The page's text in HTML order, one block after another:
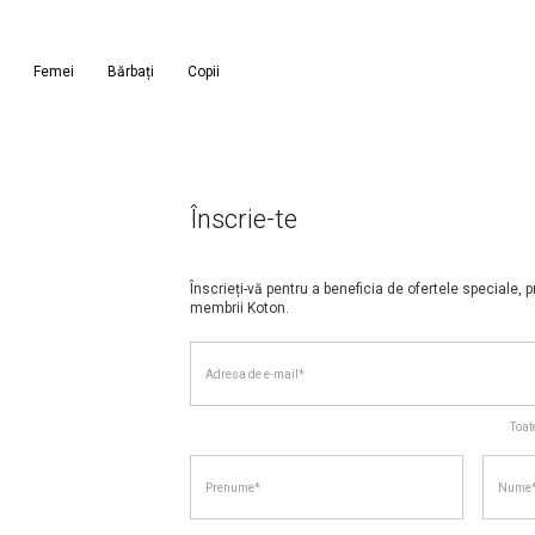
Femei Bărbați Copii
Înscrie-te
Înscrieți-vă pentru a beneficia de ofertele speciale,
membrii Koton.
Adresa de e-mail*
Prenume*
Terms of Use
Privacy Policy